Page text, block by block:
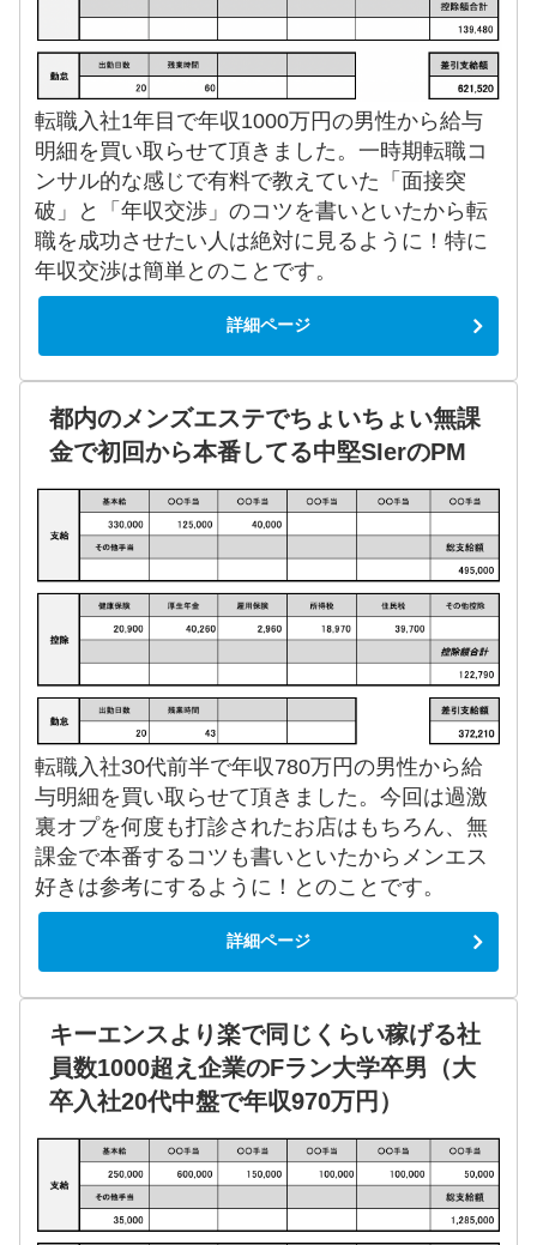
転職入社1年目で年収1000万円の男性から給与
明細を買い取らせて頂きました。一時期転職コ
ンサル的な感じで有料で教えていた「面接突
破」と「年収交渉」のコツを書いといたから転
職を成功させたい人は絶対に見るように！特に
年収交渉は簡単とのことです。
詳細ページ
都内のメンズエステでちょいちょい無課
金で初回から本番してる中堅SIerのPM
転職入社30代前半で年収780万円の男性から給
与明細を買い取らせて頂きました。今回は過激
裏オプを何度も打診されたお店はもちろん、無
課金で本番するコツも書いといたからメンエス
好きは参考にするように！とのことです。
詳細ページ
キーエンスより楽で同じくらい稼げる社
員数1000超え企業のFラン大学卒男（大
卒入社20代中盤で年収970万円）